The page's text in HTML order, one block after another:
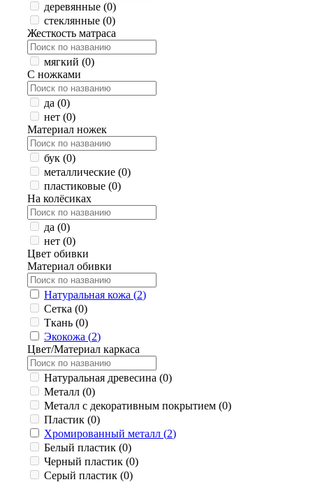
деревянные (0)
стеклянные (0)
Жесткость матраса
мягкий (0)
С ножками
да (0)
нет (0)
Материал ножек
бук (0)
металлические (0)
пластиковые (0)
На колёсиках
да (0)
нет (0)
Цвет обивки
Материал обивки
Натуральная кожа (2)
Сетка (0)
Ткань (0)
Экокожа (2)
Цвет/Материал каркаса
Натуральная древесина (0)
Металл (0)
Металл с декоративным покрытием (0)
Пластик (0)
Хромированный металл (2)
Белый пластик (0)
Черный пластик (0)
Серый пластик (0)